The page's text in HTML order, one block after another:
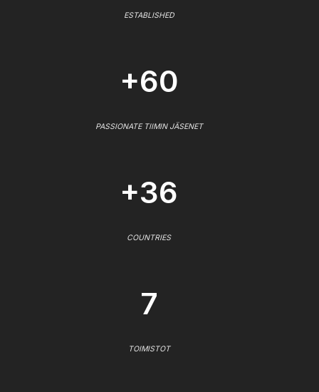
ESTABLISHED
+60
PASSIONATE TIIMIN JÄSENET
+36
COUNTRIES
7
TOIMISTOT